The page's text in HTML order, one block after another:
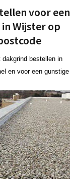
voor een
Wijster op
bestellen in
en voor een gunstige